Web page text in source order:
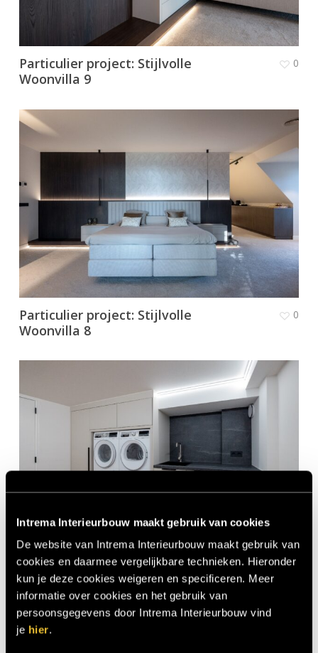
Intrema Interieurbouw maakt gebruik van cookies
De website van Intrema Interieurbouw maakt gebruik van
cookies en daarmee vergelijkbare technieken. Hieronder
kun je deze cookies weigeren en specificeren. Meer
informatie over cookies en het gebruik van
persoonsgegevens door Intrema Interieurbouw vind
je hier.
Particulier project: Stijlvolle
Woonvilla 9
0
Particulier project: Stijlvolle
Woonvilla 8
0
Particulier project: Stijlvolle
Woonvilla 7
0